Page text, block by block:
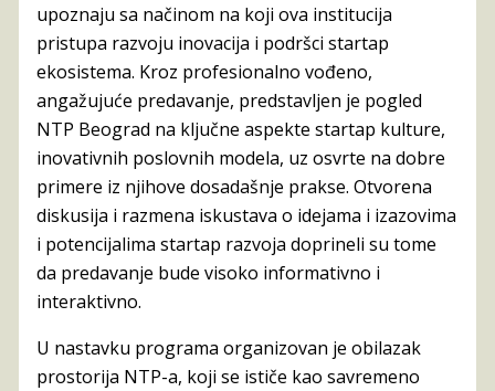
upoznaju sa načinom na koji ova institucija
pristupa razvoju inovacija i podršci startap
ekosistema. Kroz profesionalno vođeno,
angažujuće predavanje, predstavljen je pogled
NTP Beograd na ključne aspekte startap kulture,
inovativnih poslovnih modela, uz osvrte na dobre
primere iz njihove dosadašnje prakse. Otvorena
diskusija i razmena iskustava o idejama i izazovima
i potencijalima startap razvoja doprineli su tome
da predavanje bude visoko informativno i
interaktivno.
U nastavku programa organizovan je obilazak
prostorija NTP-a, koji se ističe kao savremeno